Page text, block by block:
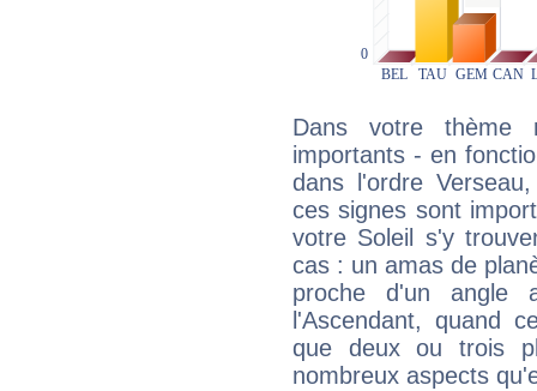
Dans votre thème
importants - en
dans l'ordre
ces signes sont
votre Soleil s'y
cas : un amas de
proche d'un
l'Ascendant, quand
que deux ou trois
nombreux aspects